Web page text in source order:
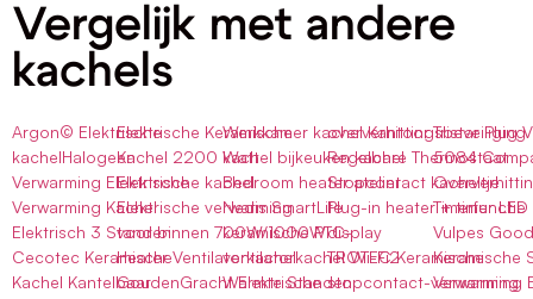
Vergelijk met andere
kachels
Argon© Elektrische
kachelHalogeen
Verwarming Elektrische
Verwarming Kachel
Elektrisch 3 Standen
Cecotec Keramische
Kachel Kantelbaar
Elektrische Keramische
Kachel 2200 Watt
Elektrische kachel
Elektrische verwarming
voor binnen 700W/1000W
Heater Ventilatorkachel
GoudenGracht Elektrische
Werkkamer kachel Kantoor
kachel bijkeuken kachel
Bedroom heater atelier
Nedis SmartLife
keramische PTC-
ventilatorkachel Wi-Fi2
Warmte Standen
oververhittingsbeveiliging
Regelbare Thermostaat
Stopcontact kacheltje
Plug-in heater + timer LED
display
TROTEC Keramische
stopcontact-verwarming
Tristar Plug
5084
Timerfunctie
Vulpes
Keramische
Verwarming